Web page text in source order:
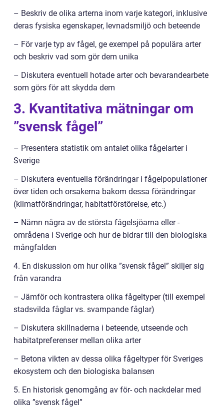
– Beskriv de olika arterna inom varje kategori, inklusive
deras fysiska egenskaper, levnadsmiljö och beteende
– För varje typ av fågel, ge exempel på populära arter
och beskriv vad som gör dem unika
– Diskutera eventuell hotade arter och bevarandearbete
som görs för att skydda dem
3. Kvantitativa mätningar om
”svensk fågel”
– Presentera statistik om antalet olika fågelarter i
Sverige
– Diskutera eventuella förändringar i fågelpopulationer
över tiden och orsakerna bakom dessa förändringar
(klimatförändringar, habitatförstörelse, etc.)
– Nämn några av de största fågelsjöarna eller -
områdena i Sverige och hur de bidrar till den biologiska
mångfalden
4. En diskussion om hur olika ”svensk fågel” skiljer sig
från varandra
– Jämför och kontrastera olika fågeltyper (till exempel
stadsvilda fåglar vs. svampande fåglar)
– Diskutera skillnaderna i beteende, utseende och
habitatpreferenser mellan olika arter
– Betona vikten av dessa olika fågeltyper för Sveriges
ekosystem och den biologiska balansen
5. En historisk genomgång av för- och nackdelar med
olika ”svensk fågel”